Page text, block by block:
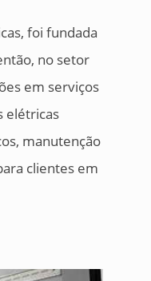
foi fundada
no setor
em serviços
elétricas
manutenção
clientes em